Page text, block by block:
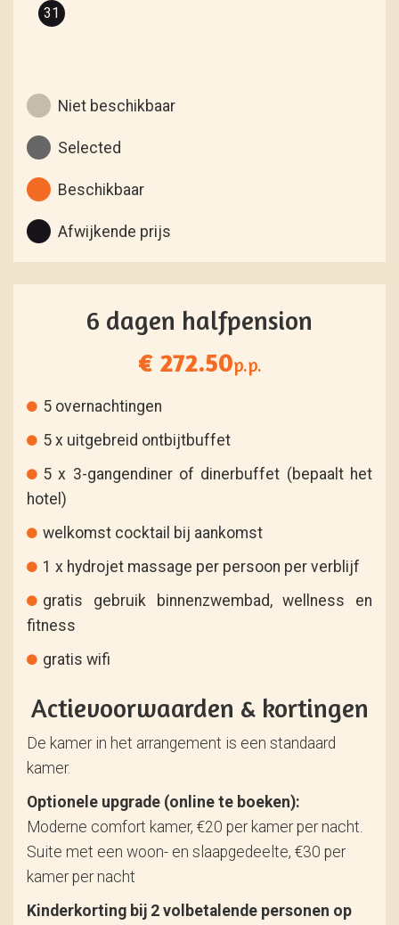
31
Niet beschikbaar
Selected
Beschikbaar
Afwijkende prijs
6 dagen halfpension
€ 272.50p.p.
5 overnachtingen
5 x uitgebreid ontbijtbuffet
5 x 3-gangendiner of dinerbuffet (bepaalt het
hotel)
welkomst cocktail bij aankomst
1 x hydrojet massage per persoon per verblijf
gratis gebruik binnenzwembad, wellness en
fitness
gratis wifi
Actievoorwaarden & kortingen
De kamer in het arrangement is een standaard
kamer.
Optionele upgrade (online te boeken):
Moderne comfort kamer, €20 per kamer per nacht.
Suite met een woon- en slaapgedeelte, €30 per
kamer per nacht
Kinderkorting bij 2 volbetalende personen op